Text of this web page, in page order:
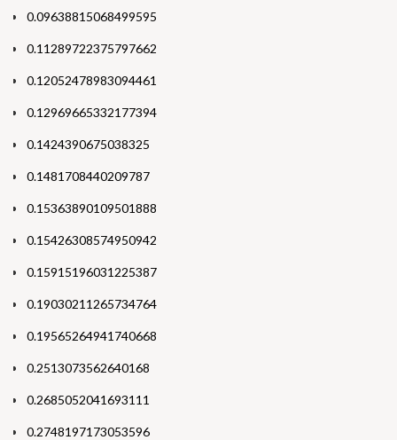
0.09638815068499595
0.11289722375797662
0.12052478983094461
0.12969665332177394
0.1424390675038325
0.1481708440209787
0.15363890109501888
0.15426308574950942
0.15915196031225387
0.19030211265734764
0.19565264941740668
0.2513073562640168
0.2685052041693111
0.2748197173053596